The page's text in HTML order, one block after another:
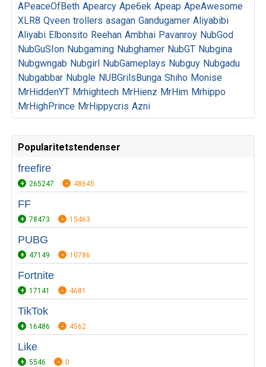
APeaceOfBeth Apearcy Ape6ek Apeap ApeAwesome
XLR8 Qveen trollers asagan Gandugamer Aliyabibi
Aliyabi Elbonsito Reehan Ambhai Pavanroy NubGod
NubGuSIon Nubgaming Nubghamer NubGT Nubgina
Nubgwngab Nubgirl NubGameplays Nubguy Nubgadu
Nubgabbar Nubgle NUBGrilsBunga Shiho Monise
MrHiddenYT Mrhightech MrHienz MrHim Mrhippo
MrHighPrince MrHippycris Azni
Popularitetstendenser
freefire
265247 48645
FF
78473 15463
PUBG
47149 10786
Fortnite
17141 4681
TikTok
16486 4562
Like
5546 0